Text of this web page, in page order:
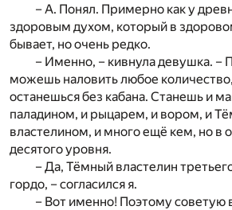
– А. Понял. Примерно как у
здоровым духом, который в
бывает, но очень редко.
– Именно, – кивнула девушка. –
можешь наловить любое
останешься без кабана. Станешь и
паладином, и рыцарем, и вором, и
властелином, и много ещё кем, но в
десятого уровня.
– Да, Тёмный властелин
гордо, – согласился я.
– Вот именно! Поэтому советую